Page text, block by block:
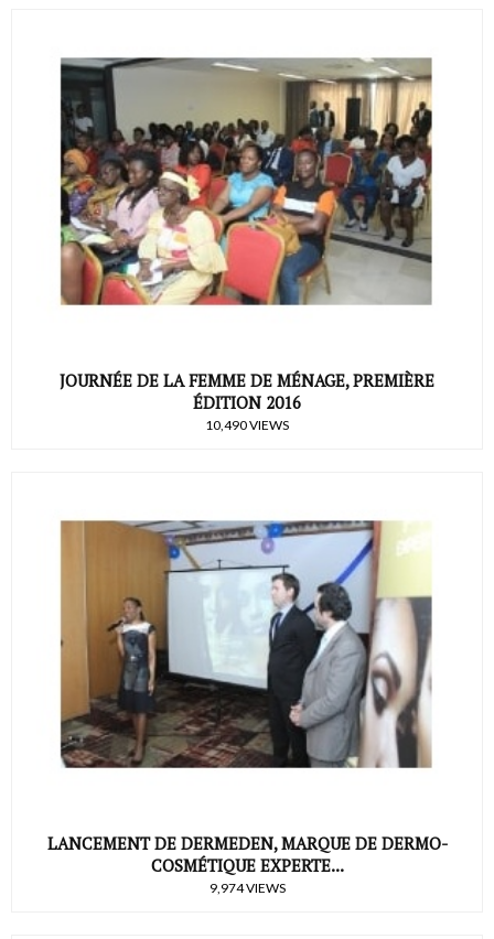
JOURNÉE DE LA FEMME DE MÉNAGE, PREMIÈRE
ÉDITION 2016
10,490 VIEWS
LANCEMENT DE DERMEDEN, MARQUE DE DERMO-
COSMÉTIQUE EXPERTE...
9,974 VIEWS